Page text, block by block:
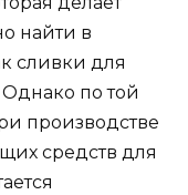
найти в
сливки для
Однако по той
производстве
средств для